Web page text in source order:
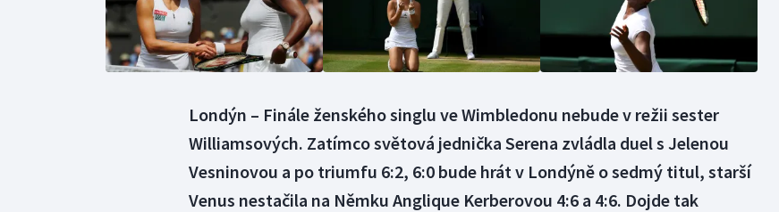
Londýn – Finále ženského singlu ve Wimbledonu nebude v režii sester
Williamsových. Zatímco světová jednička Serena zvládla duel s Jelenou
Vesninovou a po triumfu 6:2, 6:0 bude hrát v Londýně o sedmý titul, starší
Venus nestačila na Němku Anglique Kerberovou 4:6 a 4:6. Dojde tak